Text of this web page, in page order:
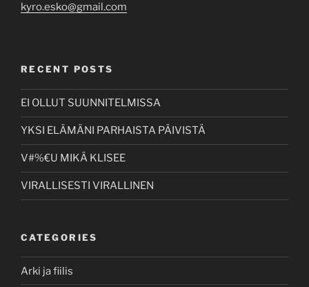
kyro.esko@gmail.com
RECENT POSTS
EI OLLUT SUUNNITELMISSA
YKSI ELÄMÄNI PARHAISTA PÄIVISTÄ
V#%€U MIKÄ KLISEE
VIRALLISESTI VIRALLINEN
CATEGORIES
Arki ja fiilis